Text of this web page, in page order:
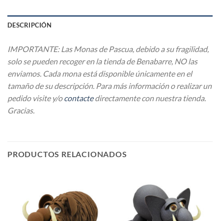
DESCRIPCIÓN
IMPORTANTE: Las Monas de Pascua, debido a su fragilidad,
solo se pueden recoger en la tienda de Benabarre, NO las
enviamos. Cada mona está disponible únicamente en el
tamaño de su descripción. Para más información o realizar un
pedido visite y/ocontactedirectamente con nuestra tienda.
Gracias.
PRODUCTOS RELACIONADOS